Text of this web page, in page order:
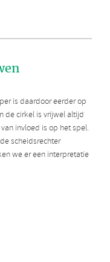
is daardoor eerder op
de cirkel is vrijwel altijd
invloed is op het spel.
scheidsrechter
we er een interpretatie